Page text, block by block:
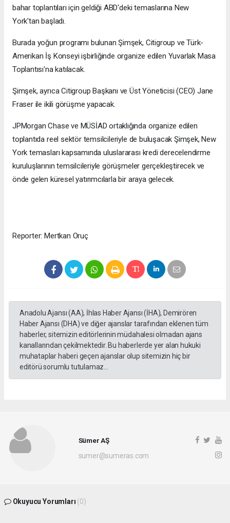
bahar toplantıları için geldiği ABD'deki temaslarına New
York'tan başladı.
Burada yoğun programı bulunan Şimşek, Citigroup ve Türk-
Amerikan İş Konseyi işbirliğinde organize edilen Yuvarlak Masa
Toplantısı'na katılacak.
Şimşek, ayrıca Citigroup Başkanı ve Üst Yöneticisi (CEO) Jane
Fraser ile ikili görüşme yapacak.
JPMorgan Chase ve MÜSİAD ortaklığında organize edilen
toplantıda reel sektör temsilcileriyle de buluşacak Şimşek, New
York temasları kapsamında uluslararası kredi derecelendirme
kuruluşlarının temsilcileriyle görüşmeler gerçekleştirecek ve
önde gelen küresel yatırımcılarla bir araya gelecek.
Reporter: Mertkan Oruç
Anadolu Ajansı (AA), İhlas Haber Ajansı (İHA), Demirören
Haber Ajansı (DHA) ve diğer ajanslar tarafından eklenen tüm
haberler, sitemizin editörlerinin müdahalesi olmadan ajans
kanallarından çekilmektedir. Bu haberlerde yer alan hukuki
muhataplar haberi geçen ajanslar olup sitemizin hiç bir
editörü sorumlu tutulamaz...
Sümer AŞ
sumer@sumeras.com
Okuyucu Yorumları (0)